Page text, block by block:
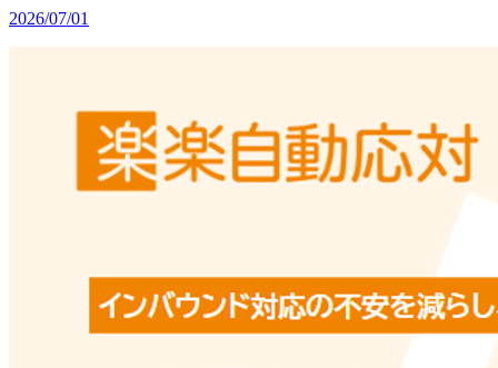
2026/07/01